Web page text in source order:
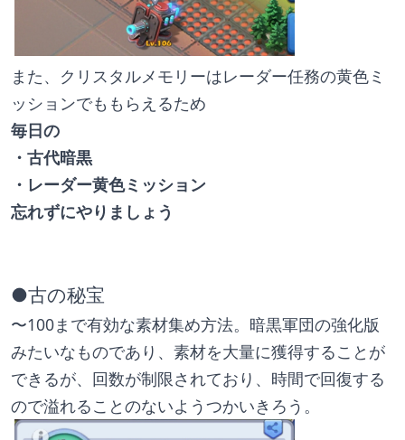
また、クリスタルメモリーはレーダー任務の黄色ミ
ッションでももらえるため
毎日の
・古代暗黒
・レーダー黄色ミッション
忘れずにやりましょう
●古の秘宝
〜100まで有効な素材集め方法。暗黒軍団の強化版
みたいなものであり、素材を大量に獲得することが
できるが、回数が制限されており、時間で回復する
ので溢れることのないようつかいきろう。